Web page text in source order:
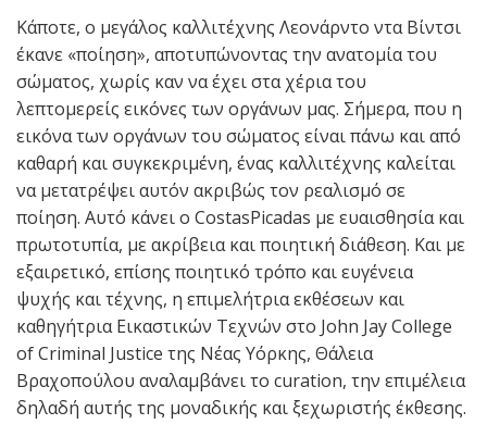
Κάποτε, ο μεγάλος καλλιτέχνης Λεονάρντο ντα Βίντσι
έκανε «ποίηση», αποτυπώνοντας την ανατομία του
σώματος, χωρίς καν να έχει στα χέρια του
λεπτομερείς εικόνες των οργάνων μας. Σήμερα, που η
εικόνα των οργάνων του σώματος είναι πάνω και από
καθαρή και συγκεκριμένη, ένας καλλιτέχνης καλείται
να μετατρέψει αυτόν ακριβώς τον ρεαλισμό σε
ποίηση. Αυτό κάνει ο CostasPicadas με ευαισθησία και
πρωτοτυπία, με ακρίβεια και ποιητική διάθεση. Και με
εξαιρετικό, επίσης ποιητικό τρόπο και ευγένεια
ψυχής και τέχνης, η επιμελήτρια εκθέσεων και
καθηγήτρια Εικαστικών Τεχνών στο John Jay College
of Criminal Justice της Νέας Υόρκης, Θάλεια
Βραχοπούλου αναλαμβάνει το curation, την επιμέλεια
δηλαδή αυτής της μοναδικής και ξεχωριστής έκθεσης.